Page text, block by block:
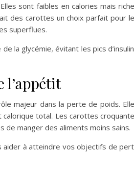
sont faibles en calories mais
des carottes un choix parfait pour
superflues.
la glycémie, évitant les pics
l’appétit
majeur dans la perte de poids.
total. Les carottes
manger des aliments moins sains.
aider à atteindre vos objectifs de